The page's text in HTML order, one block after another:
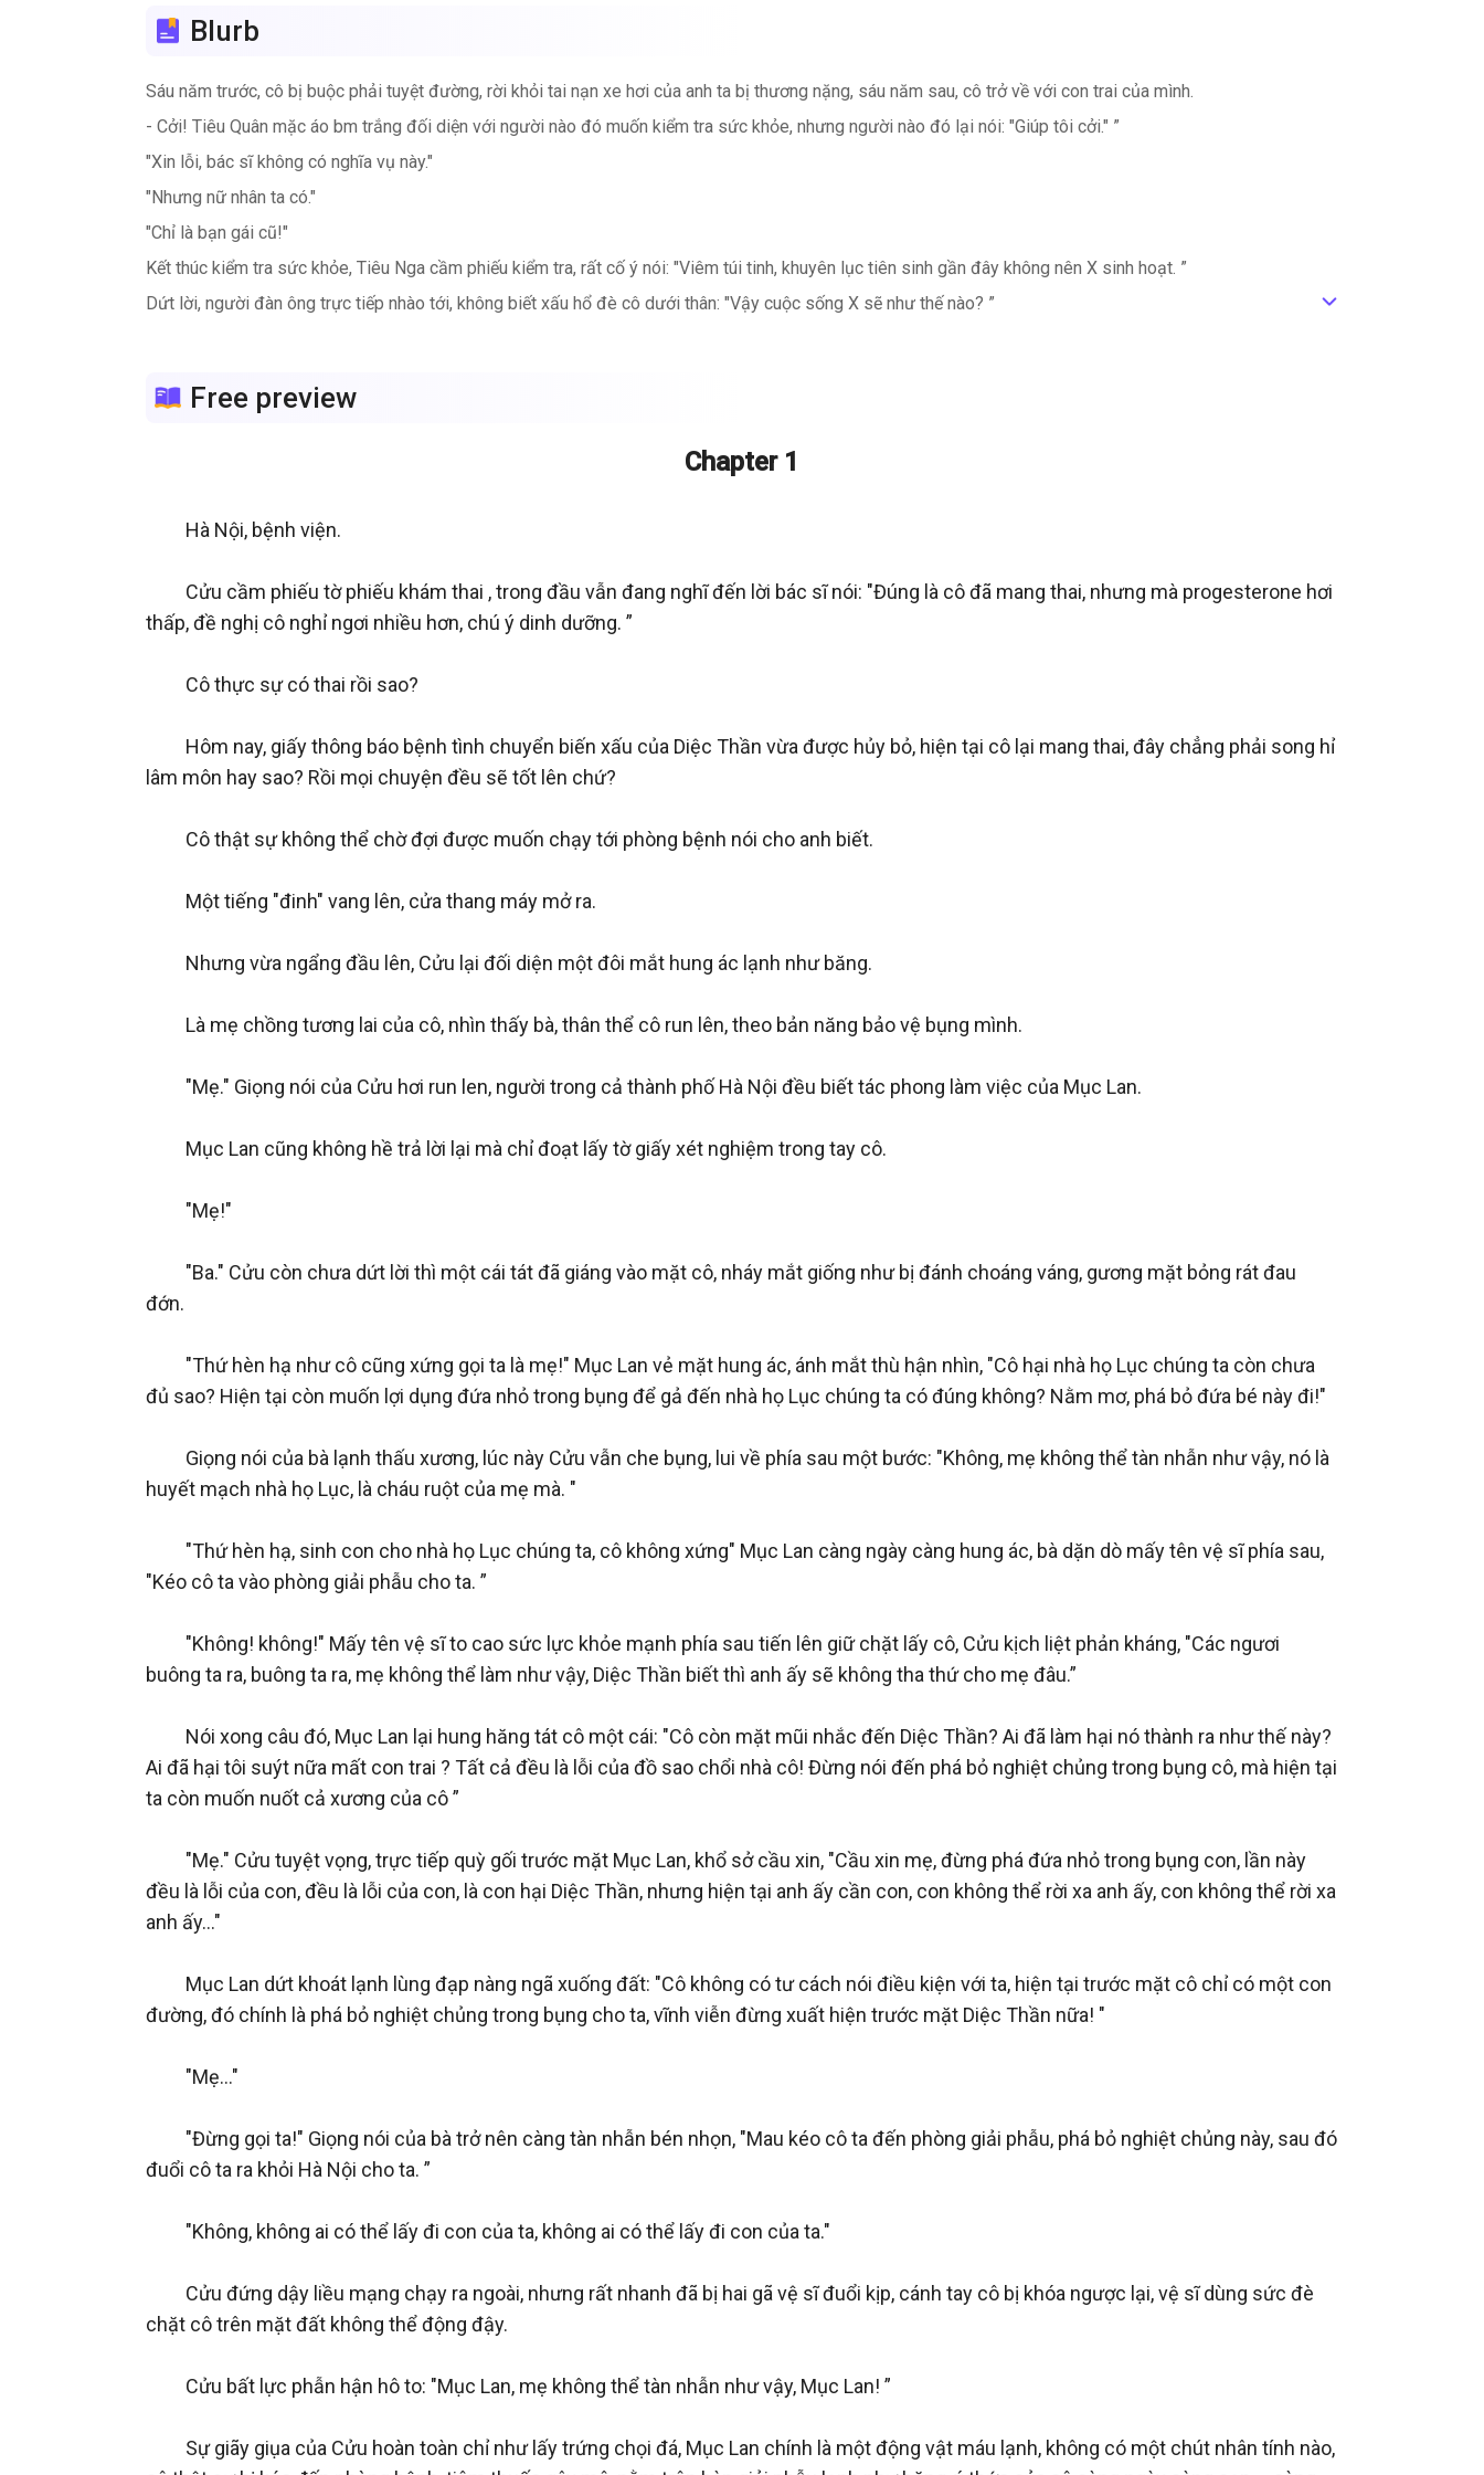
Blurb
Sáu năm trước, cô bị buộc phải tuyệt đường, rời khỏi tai nạn xe hơi của anh ta bị thương nặng, sáu năm sau, cô trở về với con trai của mình.
- Cởi! Tiêu Quân mặc áo bm trắng đối diện với người nào đó muốn kiểm tra sức khỏe, nhưng người nào đó lại nói: "Giúp tôi cởi." ”
"Xin lỗi, bác sĩ không có nghĩa vụ này."
"Nhưng nữ nhân ta có."
"Chỉ là bạn gái cũ!"
Kết thúc kiểm tra sức khỏe, Tiêu Nga cầm phiếu kiểm tra, rất cố ý nói: "Viêm túi tinh, khuyên lục tiên sinh gần đây không nên X sinh hoạt. ”
Dứt lời, người đàn ông trực tiếp nhào tới, không biết xấu hổ đè cô dưới thân: "Vậy cuộc sống X sẽ như thế nào? ”
ic_default
Free preview
Chapter 1
Hà Nội, bệnh viện.
Cửu cầm phiếu tờ phiếu khám thai , trong đầu vẫn đang nghĩ đến lời bác sĩ nói: "Đúng là cô đã mang thai, nhưng mà progesterone hơi
thấp, đề nghị cô nghỉ ngơi nhiều hơn, chú ý dinh dưỡng. ”
Cô thực sự có thai rồi sao?
Hôm nay, giấy thông báo bệnh tình chuyển biến xấu của Diệc Thần vừa được hủy bỏ, hiện tại cô lại mang thai, đây chẳng phải song hỉ
lâm môn hay sao? Rồi mọi chuyện đều sẽ tốt lên chứ?
Cô thật sự không thể chờ đợi được muốn chạy tới phòng bệnh nói cho anh biết.
Một tiếng "đinh" vang lên, cửa thang máy mở ra.
Nhưng vừa ngẩng đầu lên, Cửu lại đối diện một đôi mắt hung ác lạnh như băng.
Là mẹ chồng tương lai của cô, nhìn thấy bà, thân thể cô run lên, theo bản năng bảo vệ bụng mình.
"Mẹ." Giọng nói của Cửu hơi run len, người trong cả thành phố Hà Nội đều biết tác phong làm việc của Mục Lan.
Mục Lan cũng không hề trả lời lại mà chỉ đoạt lấy tờ giấy xét nghiệm trong tay cô.
"Mẹ!"
"Ba." Cửu còn chưa dứt lời thì một cái tát đã giáng vào mặt cô, nháy mắt giống như bị đánh choáng váng, gương mặt bỏng rát đau
đớn.
"Thứ hèn hạ như cô cũng xứng gọi ta là mẹ!" Mục Lan vẻ mặt hung ác, ánh mắt thù hận nhìn, "Cô hại nhà họ Lục chúng ta còn chưa
đủ sao? Hiện tại còn muốn lợi dụng đứa nhỏ trong bụng để gả đến nhà họ Lục chúng ta có đúng không? Nằm mơ, phá bỏ đứa bé này đi!"
Giọng nói của bà lạnh thấu xương, lúc này Cửu vẫn che bụng, lui về phía sau một bước: "Không, mẹ không thể tàn nhẫn như vậy, nó là
huyết mạch nhà họ Lục, là cháu ruột của mẹ mà. "
"Thứ hèn hạ, sinh con cho nhà họ Lục chúng ta, cô không xứng" Mục Lan càng ngày càng hung ác, bà dặn dò mấy tên vệ sĩ phía sau,
"Kéo cô ta vào phòng giải phẫu cho ta. ”
"Không! không!" Mấy tên vệ sĩ to cao sức lực khỏe mạnh phía sau tiến lên giữ chặt lấy cô, Cửu kịch liệt phản kháng, "Các ngươi
buông ta ra, buông ta ra, mẹ không thể làm như vậy, Diệc Thần biết thì anh ấy sẽ không tha thứ cho mẹ đâu.”
Nói xong câu đó, Mục Lan lại hung hăng tát cô một cái: "Cô còn mặt mũi nhắc đến Diệc Thần? Ai đã làm hại nó thành ra như thế này?
Ai đã hại tôi suýt nữa mất con trai ? Tất cả đều là lỗi của đồ sao chổi nhà cô! Đừng nói đến phá bỏ nghiệt chủng trong bụng cô, mà hiện tại
ta còn muốn nuốt cả xương của cô ”
"Mẹ." Cửu tuyệt vọng, trực tiếp quỳ gối trước mặt Mục Lan, khổ sở cầu xin, "Cầu xin mẹ, đừng phá đứa nhỏ trong bụng con, lần này
đều là lỗi của con, đều là lỗi của con, là con hại Diệc Thần, nhưng hiện tại anh ấy cần con, con không thể rời xa anh ấy, con không thể rời xa
anh ấy..."
Mục Lan dứt khoát lạnh lùng đạp nàng ngã xuống đất: "Cô không có tư cách nói điều kiện với ta, hiện tại trước mặt cô chỉ có một con
đường, đó chính là phá bỏ nghiệt chủng trong bụng cho ta, vĩnh viễn đừng xuất hiện trước mặt Diệc Thần nữa! "
"Mẹ..."
"Đừng gọi ta!" Giọng nói của bà trở nên càng tàn nhẫn bén nhọn, "Mau kéo cô ta đến phòng giải phẫu, phá bỏ nghiệt chủng này, sau đó
đuổi cô ta ra khỏi Hà Nội cho ta. ”
"Không, không ai có thể lấy đi con của ta, không ai có thể lấy đi con của ta."
Cửu đứng dậy liều mạng chạy ra ngoài, nhưng rất nhanh đã bị hai gã vệ sĩ đuổi kịp, cánh tay cô bị khóa ngược lại, vệ sĩ dùng sức đè
chặt cô trên mặt đất không thể động đậy.
Cửu bất lực phẫn hận hô to: "Mục Lan, mẹ không thể tàn nhẫn như vậy, Mục Lan! ”
Sự giãy giụa của Cửu hoàn toàn chỉ như lấy trứng chọi đá, Mục Lan chính là một động vật máu lạnh, không có một chút nhân tính nào,